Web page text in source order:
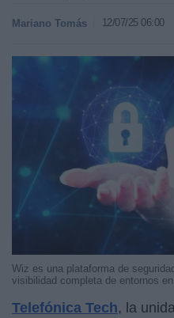
Mariano Tomás 12/07/25 06:00
Wiz es una plataforma de
visibilidad completa de entornos
Telefónica Tech, la